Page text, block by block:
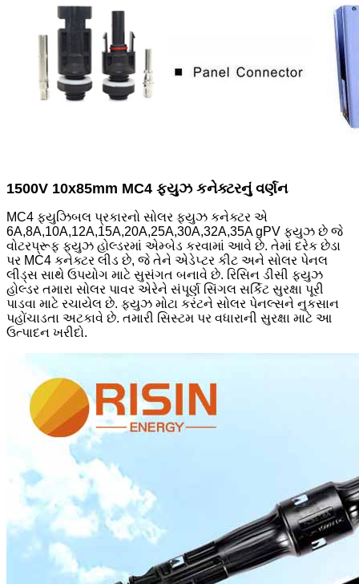
1500V 10x85mm MC4 ફ્યુઝ કનેક્ટરનું વર્ણન
MC4 ફ્યુઝિબલ પ્રકારનો સોલર ફ્યુઝ કનેક્ટર એ
6A,8A,10A,12A,15A,20A,25A,30A,32A,35A gPV ફ્યુઝ છે જે
વોટરપ્રૂફ ફ્યુઝ હોલ્ડરમાં એમ્બેડ કરવામાં આવે છે. તેમાં દરેક છેડા
પર MC4 કનેક્ટર લીડ છે, જે તેને એડેપ્ટર કીટ અને સોલર પેનલ
લીડ્સ સાથે ઉપયોગ માટે સુસંગત બનાવે છે. રિસિન ડીસી ફ્યુઝ
હોલ્ડર તમારા સોલર પાવર એરેને સંપૂર્ણ સિંગલ સર્કિટ સુરક્ષા પૂરી
પાડવા માટે રચાયેલ છે. ફ્યુઝ મોટા કરંટને સોલર પેનલ્સને નુકસાન
પહોંચાડતા અટકાવે છે. તમારી સિસ્ટમ પર વધારાની સુરક્ષા માટે આ
ઉત્પાદન ખરીદો.